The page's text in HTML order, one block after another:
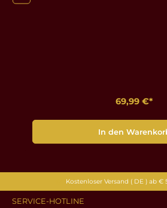
69,99 €*
In den
Kostenloser Versand ( DE ) ab €
SERVICE-HOTLINE